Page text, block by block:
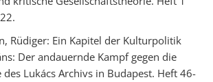
Rüdiger: Ein Kapitel der Kulturpolitik
Der andauernde Kampf gegen die
des Lukács Archivs in Budapest. Heft 46-